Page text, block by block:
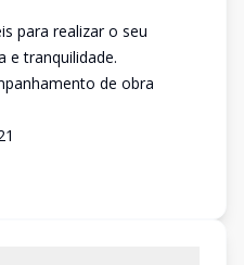
para realizar o seu
e tranquilidade.
de obra